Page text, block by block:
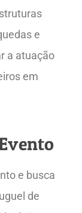
e
a atuação
em
e busca
de